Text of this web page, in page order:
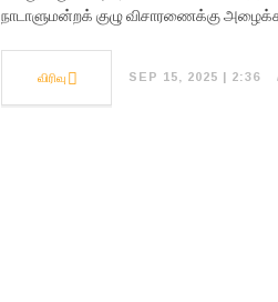
நாடாளுமன்றக் குழு விசாரணைக்கு
விரிவு SEP 15, 2025 | 2:36